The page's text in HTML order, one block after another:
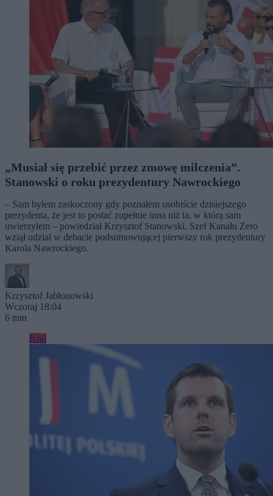
„Musiał się przebić przez zmowę milczenia”.
Stanowski o roku prezydentury Nawrockiego
– Sam byłem zaskoczony gdy poznałem osobiście dzisiejszego
prezydenta, że jest to postać zupełnie inna niż ta, w którą sam
uwierzyłem – powiedział Krzysztof Stanowski. Szef Kanału Zero
wziął udział w debacie podsumowującej pierwszy rok prezydentury
Karola Nawrockiego.
Krzysztof Jabłonowski
Wczoraj 18:04
6 min
Kraj